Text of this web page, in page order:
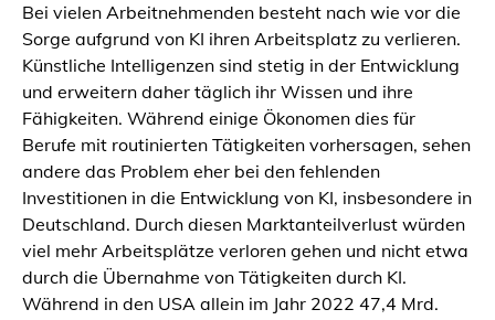
Bei vielen Arbeitnehmenden besteht nach wie vor die
Sorge aufgrund von KI ihren Arbeitsplatz zu verlieren.
Künstliche Intelligenzen sind stetig in der Entwicklung
und erweitern daher täglich ihr Wissen und ihre
Fähigkeiten. Während einige Ökonomen dies für
Berufe mit routinierten Tätigkeiten vorhersagen, sehen
andere das Problem eher bei den fehlenden
Investitionen in die Entwicklung von KI, insbesondere in
Deutschland. Durch diesen Marktanteilverlust würden
viel mehr Arbeitsplätze verloren gehen und nicht etwa
durch die Übernahme von Tätigkeiten durch KI.
Während in den USA allein im Jahr 2022 47,4 Mrd.